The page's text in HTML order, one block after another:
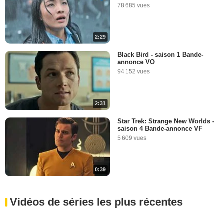
2:29
78 685 vues
2:31
Black Bird - saison 1 Bande-
annonce VO
94 152 vues
0:39
Star Trek: Strange New Worlds -
saison 4 Bande-annonce VF
5 609 vues
Vidéos de séries les plus récentes